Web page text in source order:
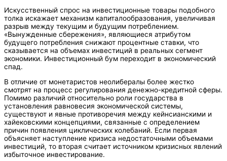
Искусственный спрос на инвестиционные товары подобного
толка искажает механизм капиталообразования, увеличивая
разрыв между текущим и будущим потреблением.
«Вынужденные сбережения», являющиеся атрибутом
будущего потребления снижают процентные ставки, что
сказывается на объемах инвестиций в реальных сегмент
экономики. Инвестиционный бум переходит в экономический
спад.
В отличие от монетаристов неолибералы более жестко
смотрят на процесс регулирования денежно-кредитной сферы.
Помимо различий относительно роли государства в
установления равновесия экономической системы,
существуют и явные противоречия между кейнсианскими и
хайековскими концепциями, связанные с определением
причин появления циклических колебаний. Если первая
объясняет наступление кризиса недостаточными объемами
инвестиций, то вторая считает источником кризисных явлений
избыточное инвестирование.